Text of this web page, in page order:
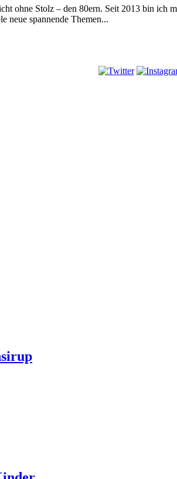
ohne Stolz – den 80ern. Seit 2013 bin
neue spannende Themen...